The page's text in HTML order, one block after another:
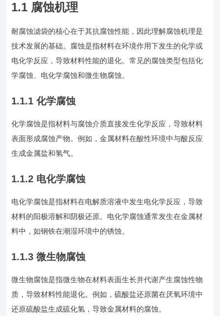
1.1 腐蚀机理
耐腐蚀滤袋的核心在于其抗腐蚀性能，因此理解腐蚀机理是
技术发展的基础。腐蚀是指材料在环境作用下发生的化学或
电化学反应，导致材料性能的退化。常见的腐蚀类型包括化
学腐蚀、电化学腐蚀和微生物腐蚀。
1.1.1 化学腐蚀
化学腐蚀是指材料与腐蚀介质直接发生化学反应，导致材料
表面形成腐蚀产物。例如，金属材料在酸性环境中与酸反应
生成金属盐和氢气。
1.1.2 电化学腐蚀
电化学腐蚀是指材料在电解质溶液中发生电化学反应，导致
材料的阳极溶解和阴极还原。电化学腐蚀通常发生在金属材
料中，如钢铁在潮湿环境中的锈蚀。
1.1.3 微生物腐蚀
微生物腐蚀是指微生物在材料表面生长并代谢产生腐蚀性物
质，导致材料性能退化。例如，硫酸盐还原菌在厌氧环境中
还原硫酸盐生成硫化氢，导致金属材料的腐蚀。